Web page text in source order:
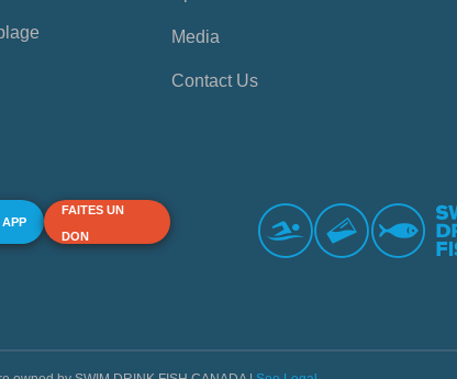
Media
Contact Us
FAITES UN
DON